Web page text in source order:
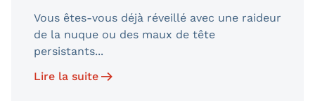
Vous êtes-vous déjà réveillé avec une raideur
de la nuque ou des maux de tête
persistants...
Lire la suite